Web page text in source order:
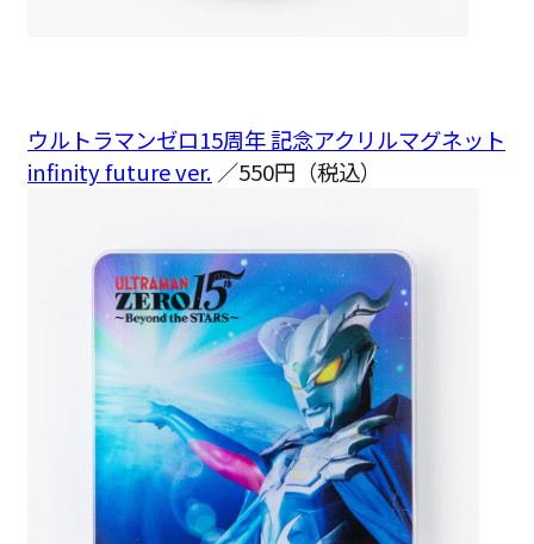
ウルトラマンゼロ15周年 記念アクリルマグネット
infinity future ver. ／550円（税込）